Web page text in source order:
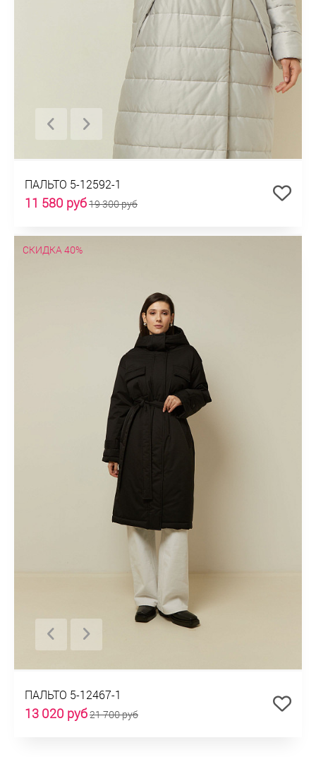
ПАЛЬТО 5-12592-1
11 580 руб19 300 руб
СКИДКА 40%
ПАЛЬТО 5-12467-1
13 020 руб21 700 руб